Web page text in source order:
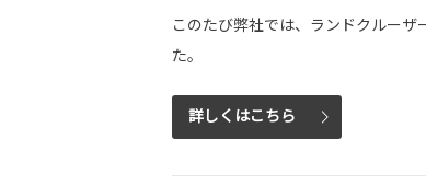
このたび弊社では、ランドクルー
た。
詳しくはこちら